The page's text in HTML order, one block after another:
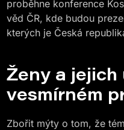
proběhne konference
věd ČR, kde budou
kterých je Česká
Ženy a
vesmírném
Zbořit mýty o tom, že